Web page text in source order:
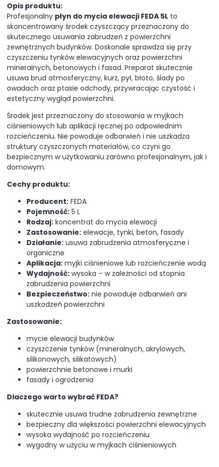
Opis produktu:
Profesjonalny płyn do mycia elewacji FEDA 5L to
skoncentrowany środek czyszczący przeznaczony do
skutecznego usuwania zabrudzeń z powierzchni
zewnętrznych budynków. Doskonale sprawdza się przy
czyszczeniu tynków elewacyjnych oraz powierzchni
mineralnych, betonowych i fasad. Preparat skutecznie
usuwa brud atmosferyczny, kurz, pył, błoto, ślady po
owadach oraz ptasie odchody, przywracając czystość i
estetyczny wygląd powierzchni.
Środek jest przeznaczony do stosowania w myjkach
ciśnieniowych lub aplikacji ręcznej po odpowiednim
rozcieńczeniu. Nie powoduje odbarwień i nie uszkadza
struktury czyszczonych materiałów, co czyni go
bezpiecznym w użytkowaniu zarówno profesjonalnym, jak i
domowym.
Cechy produktu:
Producent: FEDA
Pojemność: 5 L
Rodzaj: koncentrat do mycia elewacji
Zastosowanie: elewacje, tynki, beton, fasady
Działanie: usuwa zabrudzenia atmosferyczne i
organiczne
Aplikacja: myjki ciśnieniowe lub rozcieńczenie wodą
Wydajność: wysoka – w zależności od stopnia
zabrudzenia powierzchni
Bezpieczeństwo: nie powoduje odbarwień ani
uszkodzeń powierzchni
Zastosowanie:
mycie elewacji budynków
czyszczenie tynków (mineralnych, akrylowych,
silikonowych, silikatowych)
powierzchnie betonowe i murki
fasady i ogrodzenia
Dlaczego warto wybrać FEDA?
skutecznie usuwa trudne zabrudzenia zewnętrzne
bezpieczny dla większości powierzchni elewacyjnych
wysoka wydajność po rozcieńczeniu
wygodny w użyciu w myjkach ciśnieniowych